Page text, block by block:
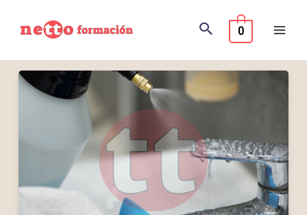
contenido
0